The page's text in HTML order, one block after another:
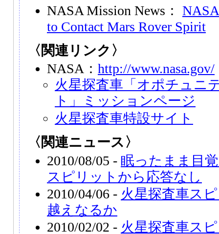
NASA Mission News：
to Contact Mars Rover Spirit
〈関連リンク〉
NASA： http://www.nasa.gov/
火星探査車「オポチュニ
ト」ミッションページ
火星探査車特設サイト
〈関連ニュース〉
2010/08/05 - 眠ったまま目
スピリットから応答なし
2010/04/06 - 火星探査車ス
越えなるか
2010/02/02 - 火星探査車ス